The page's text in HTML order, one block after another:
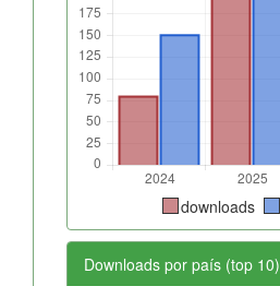
downloads
Downloads por país (top 10)